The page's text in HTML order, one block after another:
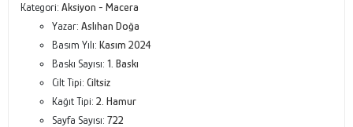
Kategori: Aksiyon - Macera
Yazar: Aslıhan Doğa
Basım Yılı: Kasım 2024
Baskı Sayısı: 1. Baskı
Cilt Tipi: Ciltsiz
Kağıt Tipi: 2. Hamur
Sayfa Sayısı: 722